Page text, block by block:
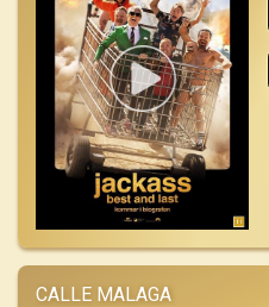
CALLE MALAGA